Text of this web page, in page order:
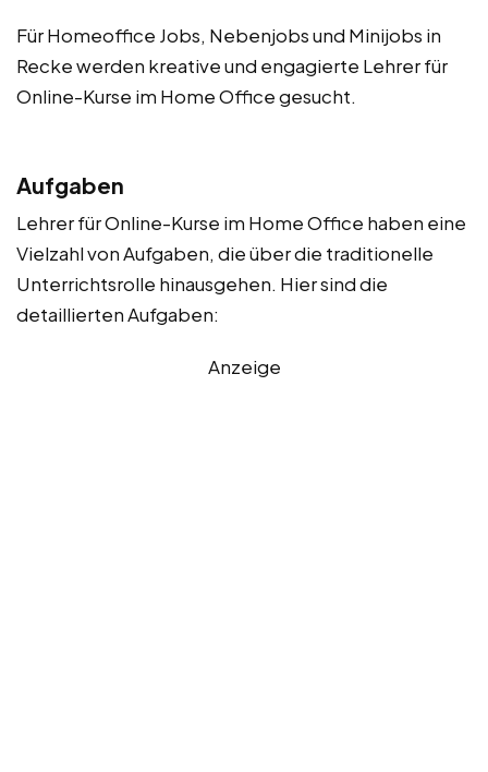
Für Homeoffice Jobs, Nebenjobs und Minijobs in
Recke werden kreative und engagierte Lehrer für
Online-Kurse im Home Office gesucht.
Aufgaben
Lehrer für Online-Kurse im Home Office haben eine
Vielzahl von Aufgaben, die über die traditionelle
Unterrichtsrolle hinausgehen. Hier sind die
detaillierten Aufgaben:
Anzeige